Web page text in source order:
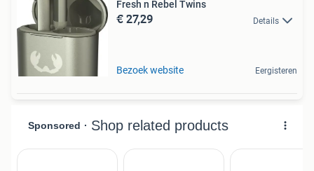
Fresh n Rebel Twins
€ 27,29 Details
Bezoek website Eergisteren